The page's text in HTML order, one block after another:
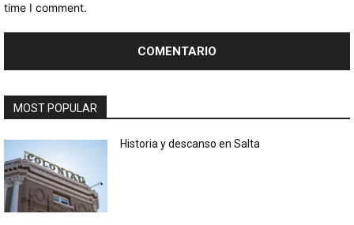
time I comment.
MOST POPULAR
Historia y descanso en Salta